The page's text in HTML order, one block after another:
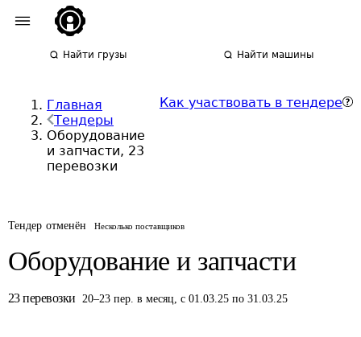
Найти грузы Найти машины
Главная
Тендеры
Оборудование
и запчасти, 23
перевозки
Как участвовать в тендере
Тендер отменён Несколько поставщиков
Оборудование и запчасти
23 перевозки 20–23 пер. в месяц, с 01.03.25 по 31.03.25